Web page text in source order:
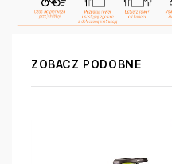
ZOBACZ PODOBNE